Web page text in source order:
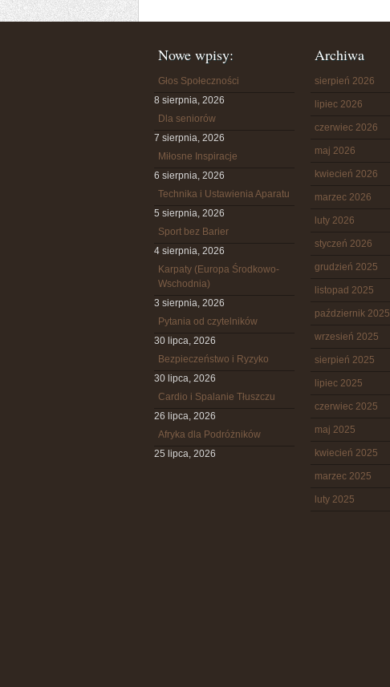
Nowe wpisy:
Głos Społeczności
8 sierpnia, 2026
Dla seniorów
7 sierpnia, 2026
Miłosne Inspiracje
6 sierpnia, 2026
Technika i Ustawienia Aparatu
5 sierpnia, 2026
Sport bez Barier
4 sierpnia, 2026
Karpaty (Europa Środkowo-
Wschodnia)
3 sierpnia, 2026
Pytania od czytelników
30 lipca, 2026
Bezpieczeństwo i Ryzyko
30 lipca, 2026
Cardio i Spalanie Tłuszczu
26 lipca, 2026
Afryka dla Podróżników
25 lipca, 2026
Archiwa
sierpień 2026
lipiec 2026
czerwiec 2026
maj 2026
kwiecień 2026
marzec 2026
luty 2026
styczeń 2026
grudzień 2025
listopad 2025
październik 2025
wrzesień 2025
sierpień 2025
lipiec 2025
czerwiec 2025
maj 2025
kwiecień 2025
marzec 2025
luty 2025